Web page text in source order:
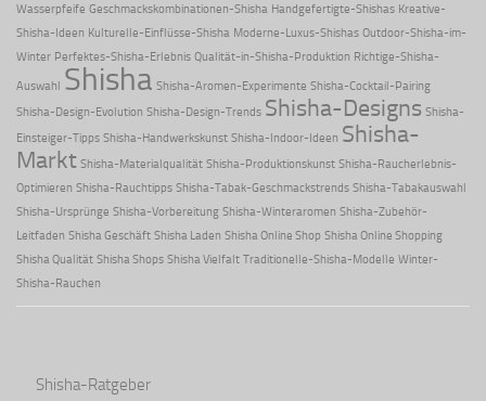
Wasserpfeife Geschmackskombinationen-Shisha Handgefertigte-Shishas Kreative-
Shisha-Ideen Kulturelle-Einflüsse-Shisha Moderne-Luxus-Shishas Outdoor-Shisha-im-
Winter Perfektes-Shisha-Erlebnis Qualität-in-Shisha-Produktion Richtige-Shisha-
Auswahl Shisha Shisha-Aromen-Experimente Shisha-Cocktail-Pairing
Shisha-Design-Evolution Shisha-Design-Trends Shisha-Designs Shisha-
Einsteiger-Tipps Shisha-Handwerkskunst Shisha-Indoor-Ideen Shisha-
Markt Shisha-Materialqualität Shisha-Produktionskunst Shisha-Raucherlebnis-
Optimieren Shisha-Rauchtipps Shisha-Tabak-Geschmackstrends Shisha-Tabakauswahl
Shisha-Ursprünge Shisha-Vorbereitung Shisha-Winteraromen Shisha-Zubehör-
Leitfaden Shisha Geschäft Shisha Laden Shisha Online Shop Shisha Online Shopping
Shisha Qualität Shisha Shops Shisha Vielfalt Traditionelle-Shisha-Modelle Winter-
Shisha-Rauchen
Shisha-Ratgeber